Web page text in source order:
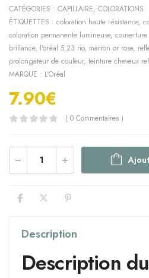
CATÉGORIES : CAPILLAIRE, COLORATIONS
ÉTIQUETTES : coloration haute résistance,
coloration permanente lumineuse,
brillance, l'oréal 5.23 rio, marron or rose,
prolongateur de couleur, teinture cheveux
MARQUE : L'Oréal
7.90€
( 0 Commentaires )
Description
Description